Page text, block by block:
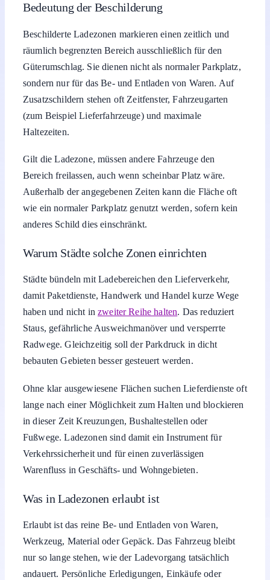
Bedeutung der Beschilderung
Beschilderte Ladezonen markieren einen zeitlich und
räumlich begrenzten Bereich ausschließlich für den
Güterumschlag. Sie dienen nicht als normaler Parkplatz,
sondern nur für das Be- und Entladen von Waren. Auf
Zusatzschildern stehen oft Zeitfenster, Fahrzeugarten
(zum Beispiel Lieferfahrzeuge) und maximale
Haltezeiten.
Gilt die Ladezone, müssen andere Fahrzeuge den
Bereich freilassen, auch wenn scheinbar Platz wäre.
Außerhalb der angegebenen Zeiten kann die Fläche oft
wie ein normaler Parkplatz genutzt werden, sofern kein
anderes Schild dies einschränkt.
Warum Städte solche Zonen einrichten
Städte bündeln mit Ladebereichen den Lieferverkehr,
damit Paketdienste, Handwerk und Handel kurze Wege
haben und nicht inzweiter Reihe halten. Das reduziert
Staus, gefährliche Ausweichmanöver und versperrte
Radwege. Gleichzeitig soll der Parkdruck in dicht
bebauten Gebieten besser gesteuert werden.
Ohne klar ausgewiesene Flächen suchen Lieferdienste oft
lange nach einer Möglichkeit zum Halten und blockieren
in dieser Zeit Kreuzungen, Bushaltestellen oder
Fußwege. Ladezonen sind damit ein Instrument für
Verkehrssicherheit und für einen zuverlässigen
Warenfluss in Geschäfts- und Wohngebieten.
Was in Ladezonen erlaubt ist
Erlaubt ist das reine Be- und Entladen von Waren,
Werkzeug, Material oder Gepäck. Das Fahrzeug bleibt
nur so lange stehen, wie der Ladevorgang tatsächlich
andauert. Persönliche Erledigungen, Einkäufe oder